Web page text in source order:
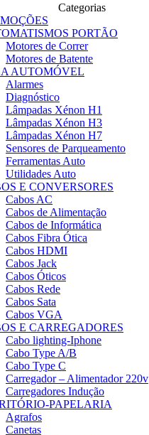
Categorias
PORTÃO
Motores de Correr
Motores de Batente
AUTOMÓVEL
Alarmes
Diagnóstico
Lâmpadas Xénon H1
Lâmpadas Xénon H3
Lâmpadas Xénon H7
Sensores de Parqueamento
Ferramentas Auto
Utilidades Auto
E CONVERSORES
Cabos AC
Cabos de Alimentação
Cabos de Informática
Cabos Fibra Ótica
Cabos HDMI
Cabos Jack
Cabos Óticos
Cabos Rede
Cabos Sata
Cabos VGA
E CARREGADORES
Cabo lighting-Iphone
Cabo Type A/B
Cabo Type C
Carregador – Alimentador 220v
Carregadores Indução
PAPELARIA
Agrafos
Canetas